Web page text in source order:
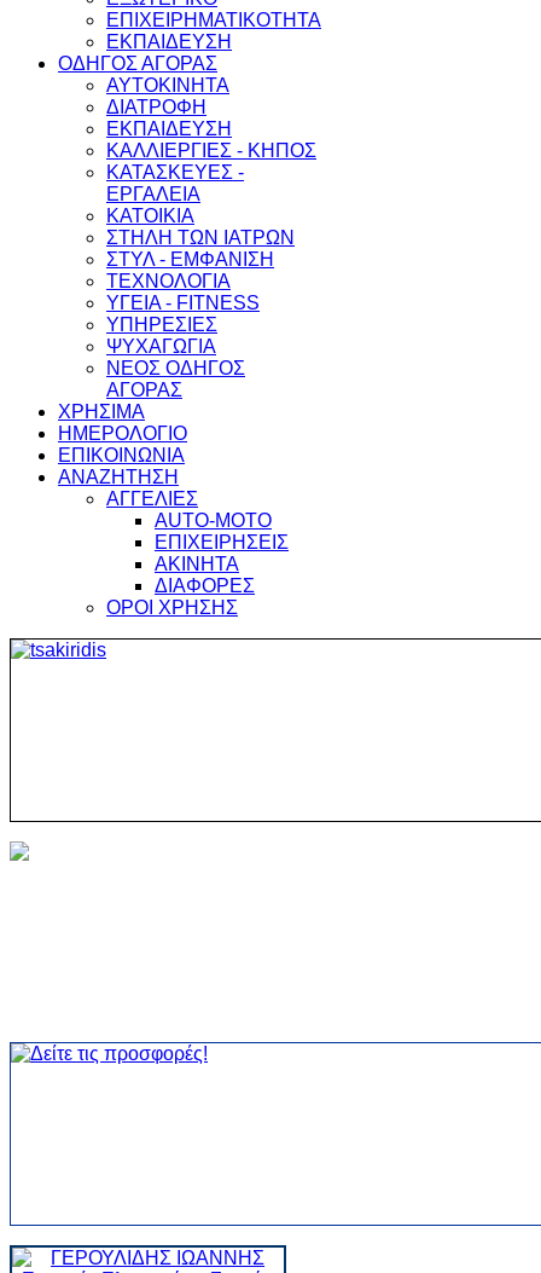
ΕΠΙΧΕΙΡΗΜΑΤΙΚΟΤΗΤΑ
ΕΚΠΑΙΔΕΥΣΗ
ΟΔΗΓΟΣ ΑΓΟΡΑΣ
ΑΥΤΟΚΙΝΗΤΑ
ΔΙΑΤΡΟΦΗ
ΕΚΠΑΙΔΕΥΣΗ
ΚΑΛΛΙΕΡΓΙΕΣ - ΚΗΠΟΣ
ΚΑΤΑΣΚΕΥΕΣ -
ΕΡΓΑΛΕΙΑ
ΚΑΤΟΙΚΙΑ
ΣΤΗΛΗ ΤΩΝ ΙΑΤΡΩΝ
ΣΤΥΛ - ΕΜΦΑΝΙΣΗ
ΤΕΧΝΟΛΟΓΙΑ
ΥΓΕΙΑ - FITNESS
ΥΠΗΡΕΣΙΕΣ
ΨΥΧΑΓΩΓΙΑ
ΝΕΟΣ ΟΔΗΓΟΣ
ΑΓΟΡΑΣ
ΧΡΗΣΙΜΑ
ΗΜΕΡΟΛΟΓΙΟ
ΕΠΙΚΟΙΝΩΝΙΑ
ΑΝΑΖΗΤΗΣΗ
ΑΓΓΕΛΙΕΣ
AUTO-MOTO
ΕΠΙΧΕΙΡΗΣΕΙΣ
ΑΚΙΝΗΤΑ
ΔΙΑΦΟΡΕΣ
ΟΡΟΙ ΧΡΗΣΗΣ